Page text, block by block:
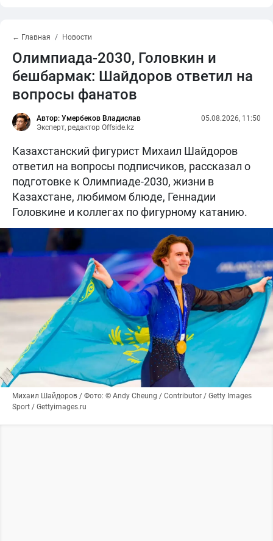
← Главная Новости
Олимпиада-2030, Головкин и
бешбармак: Шайдоров ответил на
вопросы фанатов
Автор: Умербеков Владислав
Эксперт, редактор Offside.kz
05.08.2026, 11:50
Казахстанский фигурист Михаил Шайдоров
ответил на вопросы подписчиков, рассказал о
подготовке к Олимпиаде-2030, жизни в
Казахстане, любимом блюде, Геннадии
Головкине и коллегах по фигурному катанию.
Михаил Шайдоров / Фото: © Andy Cheung / Contributor / Getty Images
Sport / Gettyimages.ru